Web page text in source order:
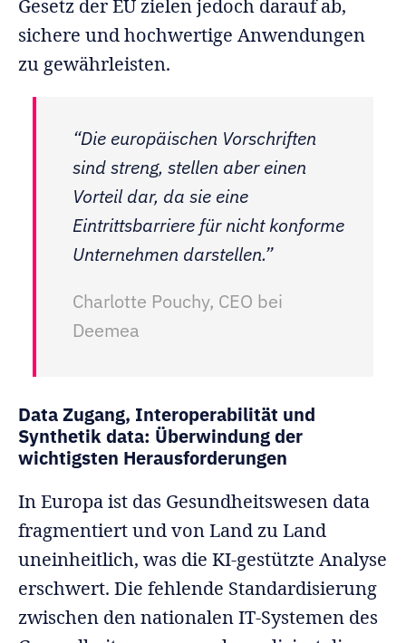
Gesetz der EU zielen jedoch darauf ab,
sichere und hochwertige Anwendungen
zu gewährleisten.
“Die europäischen Vorschriften
sind streng, stellen aber einen
Vorteil dar, da sie eine
Eintrittsbarriere für nicht konforme
Unternehmen darstellen.”
Charlotte Pouchy, CEO bei
Deemea
Data Zugang, Interoperabilität und
Synthetik data: Überwindung der
wichtigsten Herausforderungen
In Europa ist das Gesundheitswesen data
fragmentiert und von Land zu Land
uneinheitlich, was die KI-gestützte Analyse
erschwert. Die fehlende Standardisierung
zwischen den nationalen IT-Systemen des